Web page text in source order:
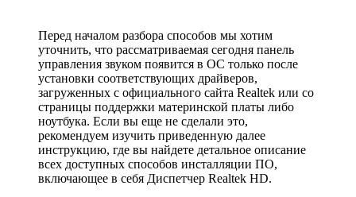
Перед началом разбора способов мы хотим
уточнить, что рассматриваемая сегодня панель
управления звуком появится в ОС только после
установки соответствующих драйверов,
загруженных с официального сайта Realtek или со
страницы поддержки материнской платы либо
ноутбука. Если вы еще не сделали это,
рекомендуем изучить приведенную далее
инструкцию, где вы найдете детальное описание
всех доступных способов инсталляции ПО,
включающее в себя Диспетчер Realtek HD.